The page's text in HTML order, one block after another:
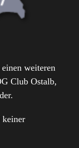
weiteren
Club Ostalb,
keiner